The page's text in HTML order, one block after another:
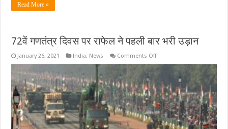
Read More »
72वें गणतंत्र दिवस पर राफेल ने पहली बार भरी उड़ान
January 26, 2021 India, News Comments Offon
गणतंत्र
राफेल
ने
पहली
बार
भरी
उड़ान